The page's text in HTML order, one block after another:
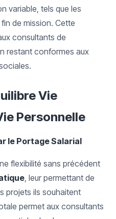
variable, tels que les
de mission. Cette
consultants de
restant conformes aux
Vie
Personnelle
le Portage Salarial
flexibilité sans précédent
, leur permettant de
projets ils souhaitent
permet aux consultants